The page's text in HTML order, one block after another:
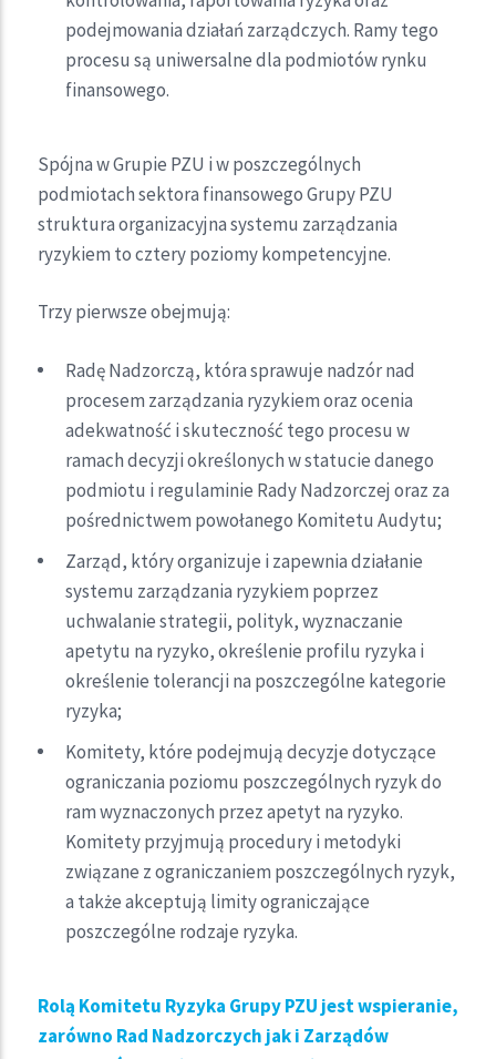
podejmowania działań zarządczych. Ramy tego
procesu są uniwersalne dla podmiotów rynku
finansowego.
Spójna w Grupie PZU i w poszczególnych
podmiotach sektora finansowego Grupy PZU
struktura organizacyjna systemu zarządzania
ryzykiem to cztery poziomy kompetencyjne.
Trzy pierwsze obejmują:
Radę Nadzorczą, która sprawuje nadzór nad
procesem zarządzania ryzykiem oraz ocenia
adekwatność i skuteczność tego procesu w
ramach decyzji określonych w statucie danego
podmiotu i regulaminie Rady Nadzorczej oraz za
pośrednictwem powołanego Komitetu Audytu;
Zarząd, który organizuje i zapewnia działanie
systemu zarządzania ryzykiem poprzez
uchwalanie strategii, polityk, wyznaczanie
apetytu na ryzyko, określenie profilu ryzyka i
określenie tolerancji na poszczególne kategorie
ryzyka;
Komitety, które podejmują decyzje dotyczące
ograniczania poziomu poszczególnych ryzyk do
ram wyznaczonych przez apetyt na ryzyko.
Komitety przyjmują procedury i metodyki
związane z ograniczaniem poszczególnych ryzyk,
a także akceptują limity ograniczające
poszczególne rodzaje ryzyka.
Rolą Komitetu Ryzyka Grupy PZU jest wspieranie,
zarówno Rad Nadzorczych jak i Zarządów